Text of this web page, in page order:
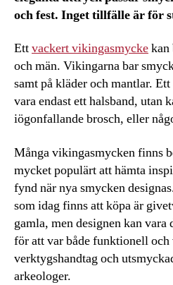
och fest. Inget tillfälle är för
Ettvackert vikingasmyckekan
och män. Vikingarna bar
samt på kläder och mantlar.
vara endast ett halsband, utan
iögonfallande brosch, eller
Många vikingasmycken finns
mycket populärt att hämta
fynd när nya smycken
som idag finns att köpa är
gamla, men designen kan
för att var både funktionell och
verktygshandtag och
arkeologer.